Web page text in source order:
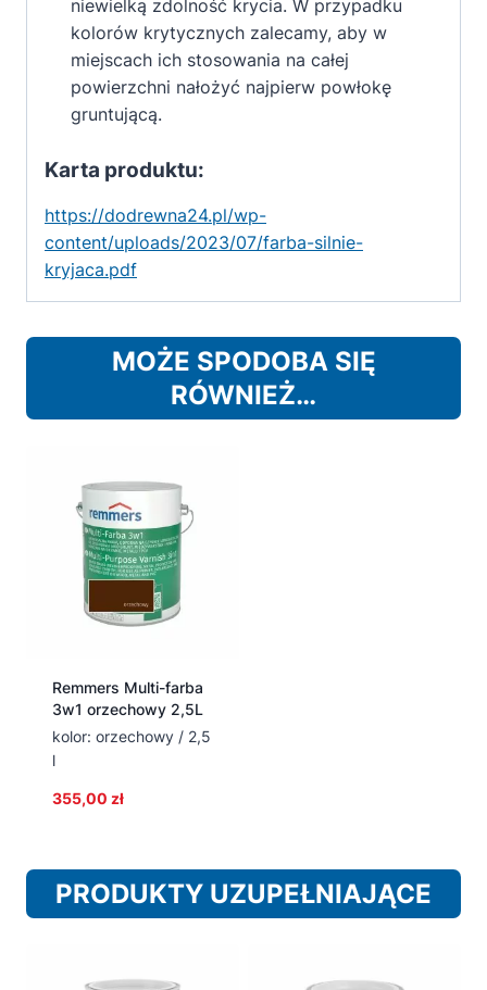
niewielką zdolność krycia. W przypadku
kolorów krytycznych zalecamy, aby w
miejscach ich stosowania na całej
powierzchni nałożyć najpierw powłokę
gruntującą.
Karta produktu:
https://dodrewna24.pl/wp-
content/uploads/2023/07/farba-silnie-
kryjaca.pdf
MOŻE SPODOBA SIĘ
RÓWNIEŻ…
Remmers Multi-farba
3w1 orzechowy 2,5L
kolor: orzechowy / 2,5
l
355,00 zł
PRODUKTY UZUPEŁNIAJĄCE